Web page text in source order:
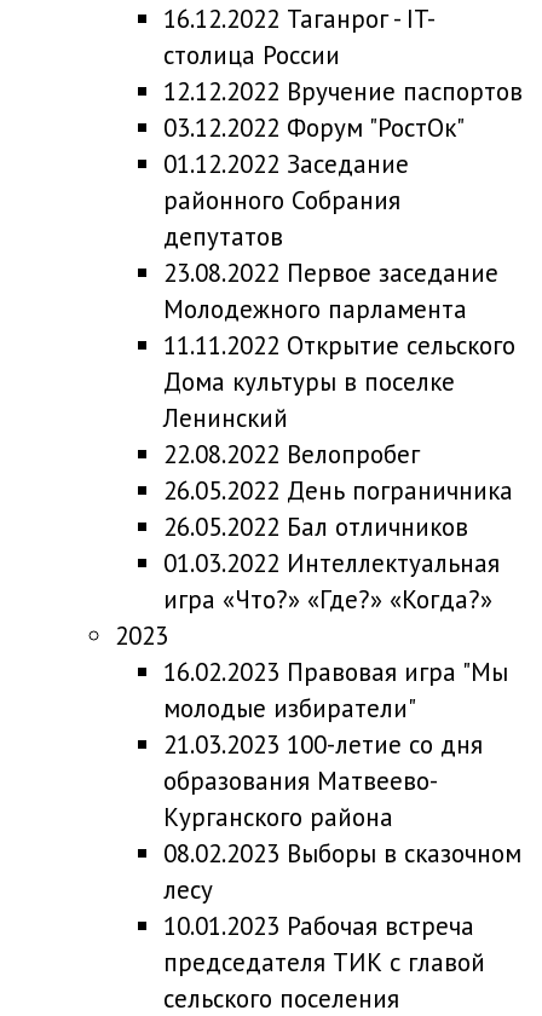
16.12.2022 Таганрог - IT-
столица России
12.12.2022 Вручение паспортов
03.12.2022 Форум "РостОк"
01.12.2022 Заседание
районного Собрания
депутатов
23.08.2022 Первое заседание
Молодежного парламента
11.11.2022 Открытие сельского
Дома культуры в поселке
Ленинский
22.08.2022 Велопробег
26.05.2022 День пограничника
26.05.2022 Бал отличников
01.03.2022 Интеллектуальная
игра «Что?» «Где?» «Когда?»
2023
16.02.2023 Правовая игра "Мы
молодые избиратели"
21.03.2023 100-летие со дня
образования Матвеево-
Курганского района
08.02.2023 Выборы в сказочном
лесу
10.01.2023 Рабочая встреча
председателя ТИК с главой
сельского поселения